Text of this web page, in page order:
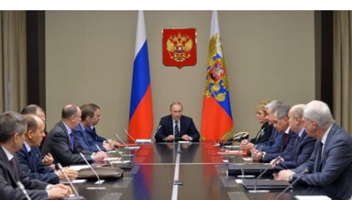
فن
رياضة
كأس العالم
البرامج
جدول البرامج